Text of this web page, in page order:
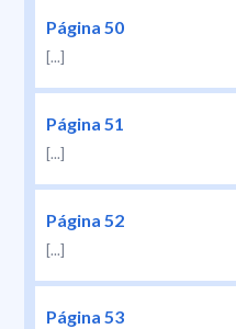
Página 50
[...]
Página 51
[...]
Página 52
[...]
Página 53